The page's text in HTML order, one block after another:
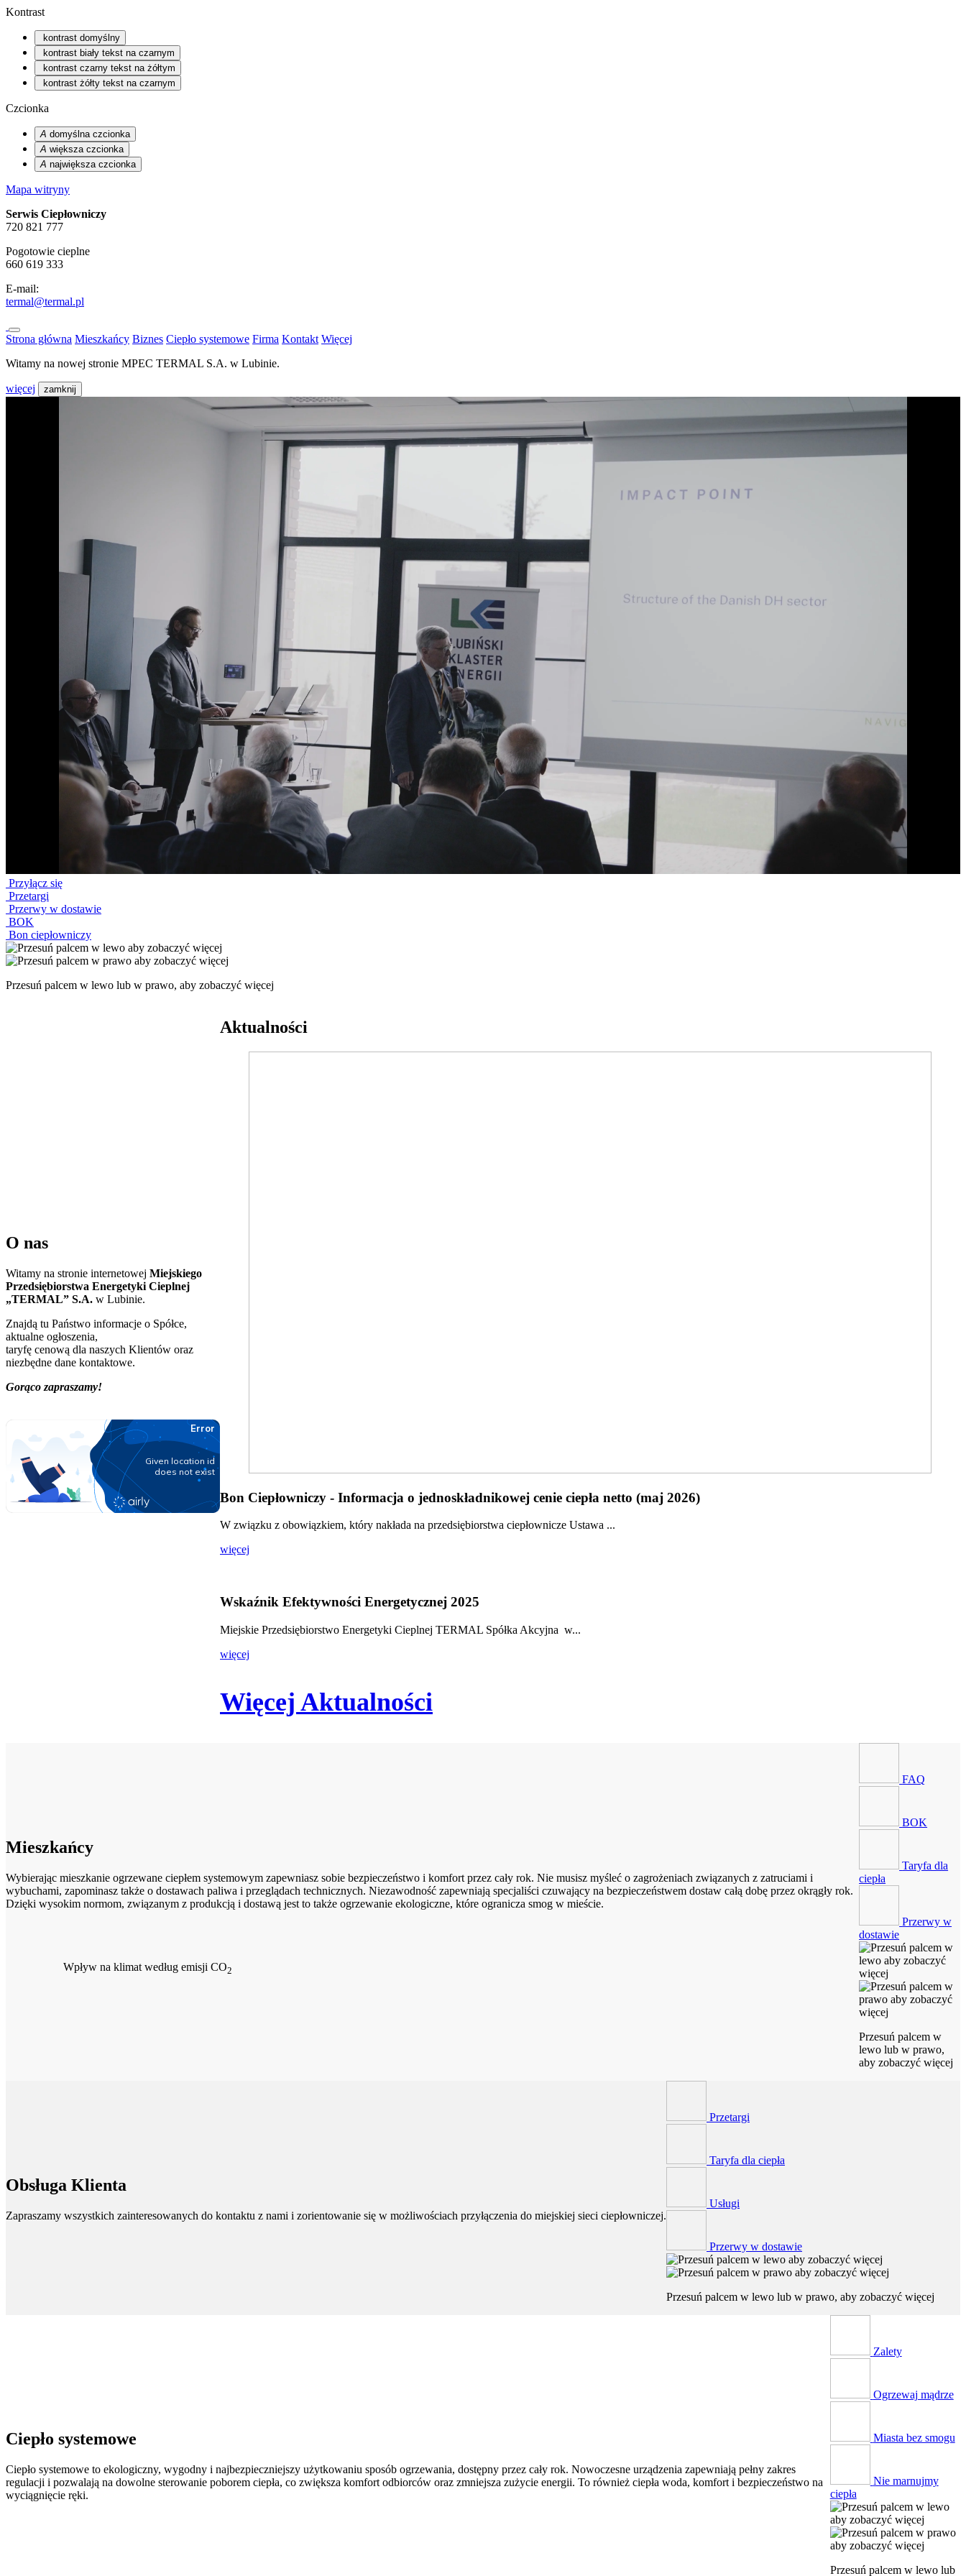
Kontrast
kontrast domyślny
kontrast biały tekst na czarnym
kontrast czarny tekst na żółtym
kontrast żółty tekst na czarnym
Czcionka
A domyślna czcionka
A większa czcionka
A największa czcionka
Mapa witryny
Serwis Ciepłowniczy
720 821 777
Pogotowie cieplne
660 619 333
E-mail:
termal@termal.pl
Strona główna Mieszkańcy Biznes Ciepło systemowe Firma Kontakt Więcej
Witamy na nowej stronie MPEC TERMAL S.A. w Lubinie.
więcej zamknij
Przyłącz się
Przetargi
Przerwy w dostawie
BOK
Bon ciepłowniczy
Przesuń palcem w lewo lub w prawo, aby zobaczyć więcej
O nas
Witamy na stronie internetowej Miejskiego
Przedsiębiorstwa Energetyki Cieplnej
„TERMAL” S.A. w Lubinie.
Znajdą tu Państwo informacje o Spółce,
aktualne ogłoszenia,
taryfę cenową dla naszych Klientów oraz
niezbędne dane kontaktowe.
Gorąco zapraszamy!
Aktualności
Bon Ciepłowniczy - Informacja o jednoskładnikowej cenie ciepła netto (maj 2026)
W związku z obowiązkiem, który nakłada na przedsiębiorstwa ciepłownicze Ustawa ...
więcej
Wskaźnik Efektywności Energetycznej 2025
Miejskie Przedsiębiorstwo Energetyki Cieplnej TERMAL Spółka Akcyjna w...
więcej
Więcej Aktualności
Mieszkańcy
Wybierając mieszkanie ogrzewane ciepłem systemowym zapewniasz sobie bezpieczeństwo i komfort przez cały rok. Nie musisz myśleć o zagrożeniach związanych z zatruciami i
wybuchami, zapominasz także o dostawach paliwa i przeglądach technicznych. Niezawodność zapewniają specjaliści czuwający na bezpieczeństwem dostaw całą dobę przez okrągły rok.
Dzięki wysokim normom, związanym z produkcją i dostawą jest to także ogrzewanie ekologiczne, które ogranicza smog w mieście.
Wpływ na klimat według emisji CO2
FAQ
BOK
Taryfa dla
ciepła
Przerwy w
dostawie
Przesuń palcem w
lewo lub w prawo,
aby zobaczyć więcej
Obsługa Klienta
Zapraszamy wszystkich zainteresowanych do kontaktu z nami i zorientowanie się w możliwościach przyłączenia do miejskiej sieci ciepłowniczej.
Przetargi
Taryfa dla ciepła
Usługi
Przerwy w dostawie
Przesuń palcem w lewo lub w prawo, aby zobaczyć więcej
Ciepło systemowe
Ciepło systemowe to ekologiczny, wygodny i najbezpieczniejszy użytkowaniu sposób ogrzewania, dostępny przez cały rok. Nowoczesne urządzenia zapewniają pełny zakres
regulacji i pozwalają na dowolne sterowanie poborem ciepła, co zwiększa komfort odbiorców oraz zmniejsza zużycie energii. To również ciepła woda, komfort i bezpieczeństwo na
wyciągnięcie ręki.
Zalety
Ogrzewaj mądrze
Miasta bez smogu
Nie marnujmy
ciepła
Przesuń palcem w lewo lub